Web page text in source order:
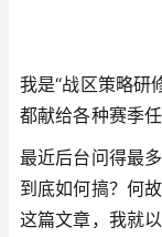
我是“战区策略
都献给各种赛季
最近后台问得最
到底如何搞？何
这篇文章，我就